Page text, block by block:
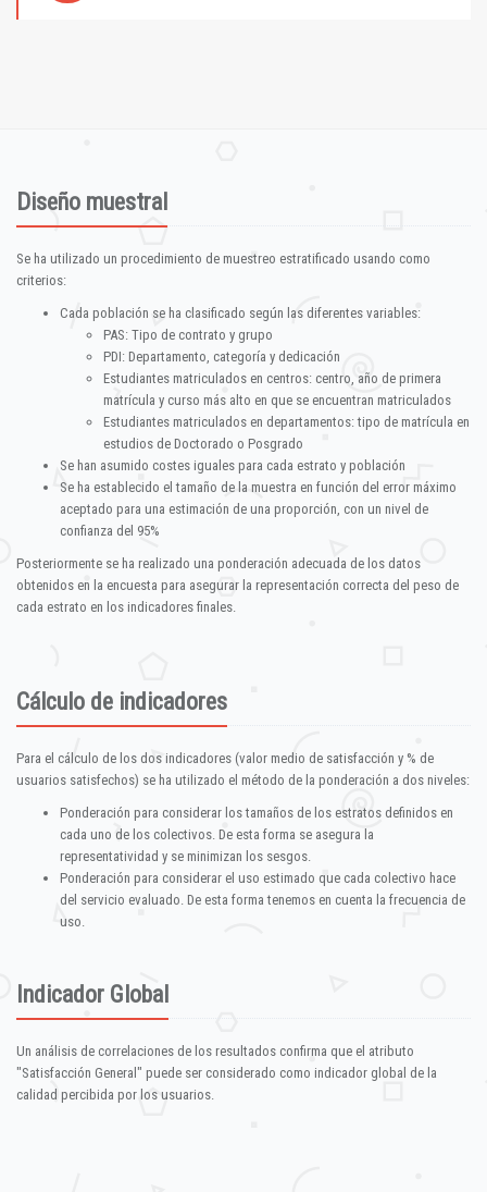
Diseño muestral
Se ha utilizado un procedimiento de muestreo estratificado usando como
criterios:
Cada población se ha clasificado según las diferentes variables:
PAS: Tipo de contrato y grupo
PDI: Departamento, categoría y dedicación
Estudiantes matriculados en centros: centro, año de primera
matrícula y curso más alto en que se encuentran matriculados
Estudiantes matriculados en departamentos: tipo de matrícula en
estudios de Doctorado o Posgrado
Se han asumido costes iguales para cada estrato y población
Se ha establecido el tamaño de la muestra en función del error máximo
aceptado para una estimación de una proporción, con un nivel de
confianza del 95%
Posteriormente se ha realizado una ponderación adecuada de los datos
obtenidos en la encuesta para asegurar la representación correcta del peso de
cada estrato en los indicadores finales.
Cálculo de indicadores
Para el cálculo de los dos indicadores (valor medio de satisfacción y % de
usuarios satisfechos) se ha utilizado el método de la ponderación a dos niveles:
Ponderación para considerar los tamaños de los estratos definidos en
cada uno de los colectivos. De esta forma se asegura la
representatividad y se minimizan los sesgos.
Ponderación para considerar el uso estimado que cada colectivo hace
del servicio evaluado. De esta forma tenemos en cuenta la frecuencia de
uso.
Indicador Global
Un análisis de correlaciones de los resultados confirma que el atributo
"Satisfacción General" puede ser considerado como indicador global de la
calidad percibida por los usuarios.